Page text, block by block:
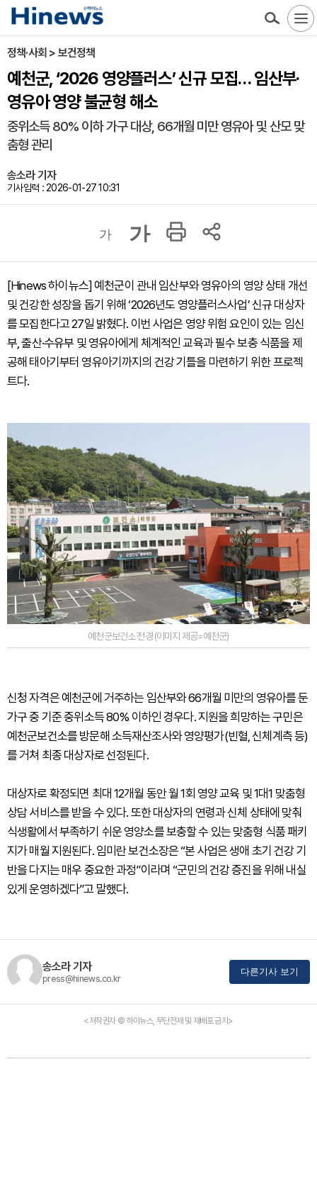
정책·사회 > 보건정책
예천군, ‘2026 영양플러스’ 신규 모집… 임산부·
영유아 영양 불균형 해소
중위소득 80% 이하 가구 대상, 66개월 미만 영유아 및 산모 맞
춤형 관리
송소라 기자
기사입력 : 2026-01-27 10:31
가 가
[Hinews 하이뉴스] 예천군이 관내 임산부와 영유아의 영양 상태 개선
및 건강한 성장을 돕기 위해 ‘2026년도 영양플러스사업’ 신규 대상자
를 모집한다고 27일 밝혔다. 이번 사업은 영양 위험 요인이 있는 임신
부, 출산·수유부 및 영유아에게 체계적인 교육과 필수 보충 식품을 제
공해 태아기부터 영유아기까지의 건강 기틀을 마련하기 위한 프로젝
트다.
예천군보건소 전경 (이미지 제공=예천군)
신청 자격은 예천군에 거주하는 임산부와 66개월 미만의 영유아를 둔
가구 중 기준 중위소득 80% 이하인 경우다. 지원을 희망하는 구민은
예천군보건소를 방문해 소득재산조사와 영양평가(빈혈, 신체계측 등)
를 거쳐 최종 대상자로 선정된다.
대상자로 확정되면 최대 12개월 동안 월 1회 영양 교육 및 1대1 맞춤형
상담 서비스를 받을 수 있다. 또한 대상자의 연령과 신체 상태에 맞춰
식생활에서 부족하기 쉬운 영양소를 보충할 수 있는 맞춤형 식품 패키
지가 매월 지원된다. 임미란 보건소장은 “본 사업은 생애 초기 건강 기
반을 다지는 매우 중요한 과정”이라며 “군민의 건강 증진을 위해 내실
있게 운영하겠다”고 말했다.
송소라 기자
press@hinews.co.kr
다른기사 보기
<저작권자 © 하이뉴스, 무단전재 및 재배포 금지>